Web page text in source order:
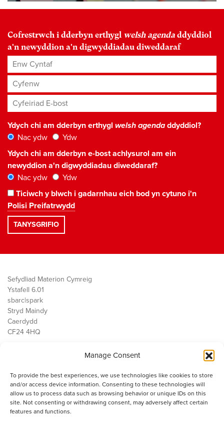
Manage Consent
To provide the best experiences, we use technologies like cookies to store
and/or access device information. Consenting to these technologies will
allow us to process data such as browsing behavior or unique IDs on this
site. Not consenting or withdrawing consent, may adversely affect certain
features and functions.
Cofrestrwch i dderbyn erthygl welsh agenda ddyddiol
a'n newyddion a'n digwyddiadau diweddaraf
Enw Cyntaf
Cyfenw
Cyfeiriad E-bost*
Ydych chi am dderbyn erthygl welsh agendaddyddiol?
Nac ydw
Ydw
Ydych chi am dderbyn e-bost achlysurol am ein
newyddion a'n digwyddiadau diweddaraf?
Nac ydw
Ydw
Ticiwch y blwch i gadarnhau eich bod yn cytuno i'n
Polisi Preifatrwydd
Sefydliad Materion Cymreig
Ystafell 6.01
sbarc|spark
Stryd Maindy
Caerdydd
CF24 4HQ
Public Services
Economi
Y SMC